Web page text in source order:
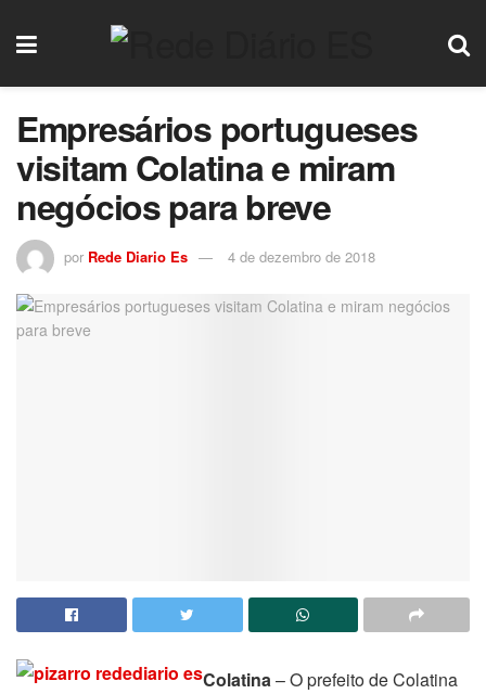
Empresários portugueses
visitam Colatina e miram
negócios para breve
por Rede Diario Es 4 de dezembro de 2018
Colatina– O prefeito de Colatina